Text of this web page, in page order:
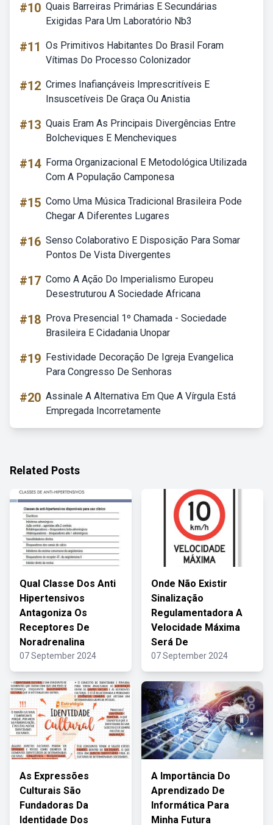
#10 Quais Barreiras Primárias E Secundárias
Exigidas Para Um Laboratório Nb3
#11 Os Primitivos Habitantes Do Brasil Foram
Vítimas Do Processo Colonizador
#12 Crimes Inafiançáveis Imprescritíveis E
Insuscetíveis De Graça Ou Anistia
#13 Quais Eram As Principais Divergências Entre
Bolcheviques E Mencheviques
#14 Forma Organizacional E Metodológica Utilizada
Com A População Camponesa
#15 Como Uma Música Tradicional Brasileira Pode
Chegar A Diferentes Lugares
#16 Senso Colaborativo E Disposição Para Somar
Pontos De Vista Divergentes
#17 Como A Ação Do Imperialismo Europeu
Desestruturou A Sociedade Africana
#18 Prova Presencial 1º Chamada - Sociedade
Brasileira E Cidadania Unopar
#19 Festividade Decoração De Igreja Evangelica
Para Congresso De Senhoras
#20 Assinale A Alternativa Em Que A Vírgula Está
Empregada Incorretamente
Related Posts
Qual Classe Dos Anti
Hipertensivos
Antagoniza Os
Receptores De
Noradrenalina
07 September 2024
Onde Não Existir
Sinalização
Regulamentadora A
Velocidade Máxima
Será De
07 September 2024
As Expressões
Culturais São
Fundadoras Da
Identidade Dos
A Importância Do
Aprendizado De
Informática Para
Minha Futura